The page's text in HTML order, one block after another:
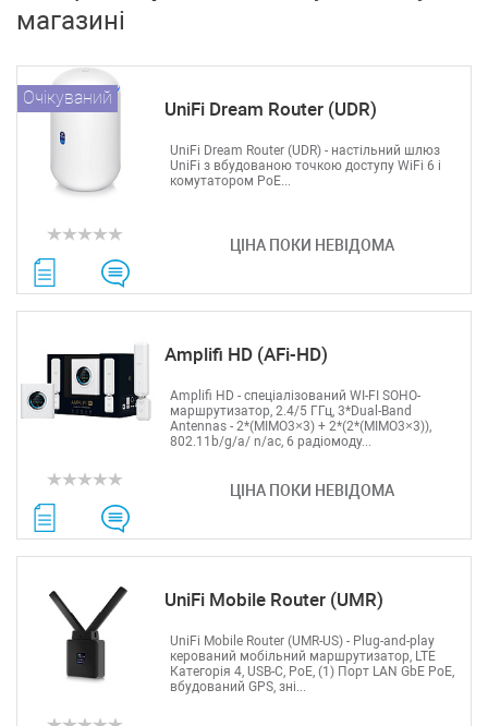
магазині
UniFi Dream Router (UDR)
Очікуваний
ЦІНА ПОКИ НЕВІДОМА
UniFi Dream Router (UDR) - настільний шлюз
UniFi з вбудованою точкою доступу WiFi 6 і
комутатором PoE...
Amplifi HD (AFi-HD)
ЦІНА ПОКИ НЕВІДОМА
Amplifi HD - спеціалізований WI-FI SOHO-
маршрутизатор, 2.4/5 ГГц, 3*Dual-Band
Antennas - 2*(MIMO3×3) + 2*(2*(MIMO3×3)),
802.11b/g/a/ n/ac, 6 радіомоду...
UniFi Mobile Router (UMR)
UniFi Mobile Router (UMR-US) - Plug-and-play
керований мобільний маршрутизатор, LTE
Категорія 4, USB-C, PoE, (1) Порт LAN GbE PoE,
вбудований GPS, зні...